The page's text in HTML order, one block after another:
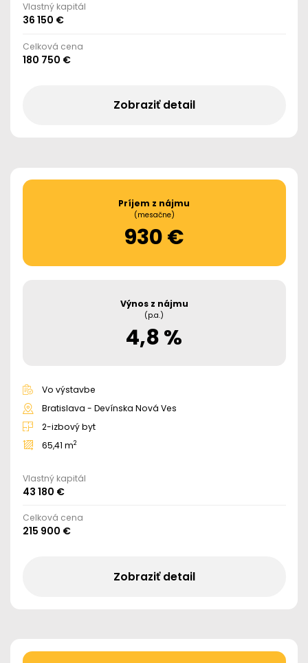
Vlastný kapitál
36 150 €
Celková cena
180 750 €
Zobraziť detail
Príjem z nájmu
(mesačne)
930 €
Výnos z nájmu
(p.a.)
4,8 %
Vo výstavbe
Bratislava - Devínska Nová Ves
2-izbový byt
65,41 m2
Vlastný kapitál
43 180 €
Celková cena
215 900 €
Zobraziť detail